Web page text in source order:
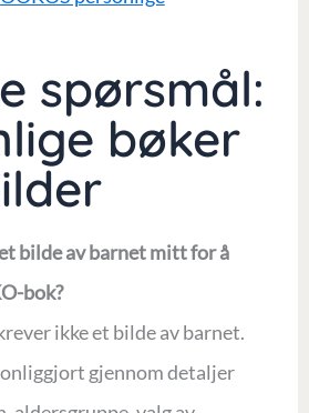
spørsmål:
bøker
bilde av barnet mitt for å
bok?
ikke et bilde av barnet.
gjennom detaljer